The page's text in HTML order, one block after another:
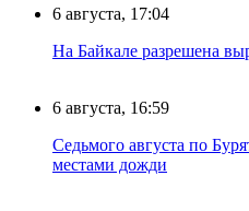
6 августа, 17:04
На Байкале разрешена
6 августа, 16:59
Седьмого августа по
местами дожди